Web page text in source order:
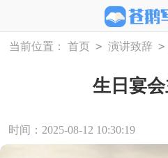
当前位置： 首页 > 演讲致辞 >
生日宴
时间：2025-08-12 10:30:19